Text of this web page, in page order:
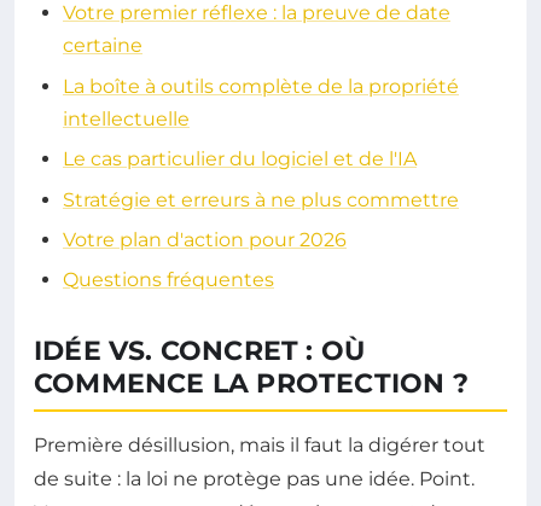
Votre premier réflexe : la preuve de date
certaine
La boîte à outils complète de la propriété
intellectuelle
Le cas particulier du logiciel et de l'IA
Stratégie et erreurs à ne plus commettre
Votre plan d'action pour 2026
Questions fréquentes
IDÉE VS. CONCRET : OÙ
COMMENCE LA PROTECTION ?
Première désillusion, mais il faut la digérer tout
de suite : la loi ne protège pas une idée. Point.